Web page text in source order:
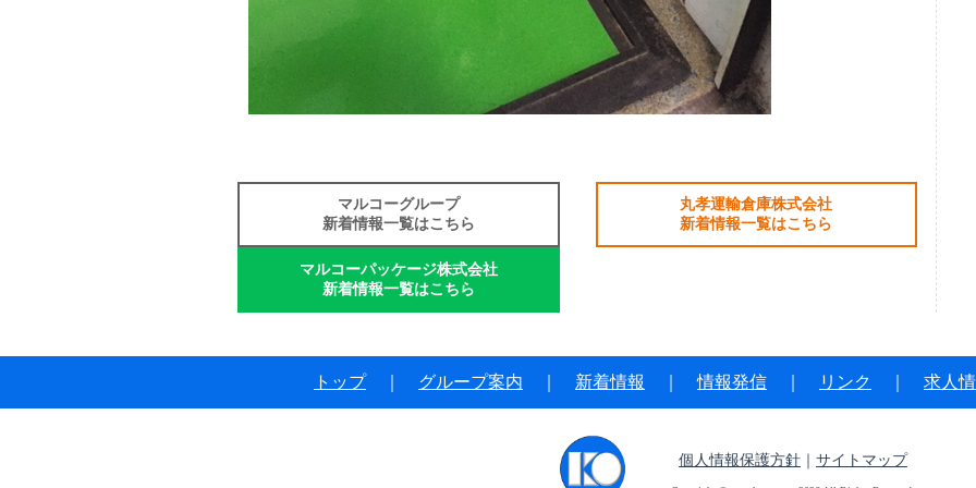
マルコーグループ
新着情報一覧はこちら
丸孝運輸倉庫株式会社
新着情報一覧はこちら
マルコーパッケージ株式会社
新着情報一覧はこちら
トップ グループ案内 新着情報 情報発信 リンク 求人
個人情報保護方針 サイトマップ